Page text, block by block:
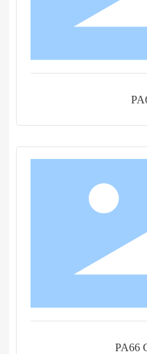
PA66